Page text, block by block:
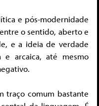
e pós-modernidade
o sentido, aberto e
e a ideia de verdade
e arcaica, até mesmo
traço comum bastante